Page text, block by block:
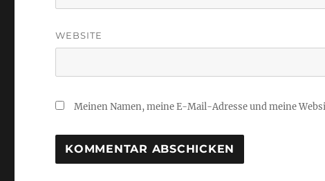
WEBSITE
Meinen Namen, meine E-Mail-Adresse und meine